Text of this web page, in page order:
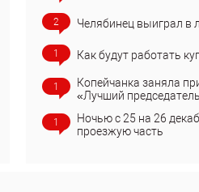
2 Челябинец выиграл в
1 Как будут работать
1
Копейчанка заняла
«Лучший
1
Ночью с 25 на 26
проезжую часть